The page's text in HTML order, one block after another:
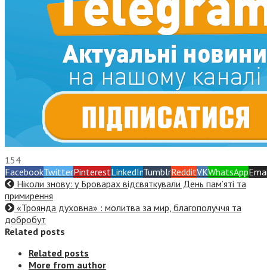
154
FacebookTwitterPinterestLinkedInTumblrRedditVKWhatsApp
Ніколи знову: у Броварах відсвяткували День пам’яті та
примирення
«Троянда духовна» : молитва за мир, благополуччя та
добробут
Related posts
Related posts
More from author